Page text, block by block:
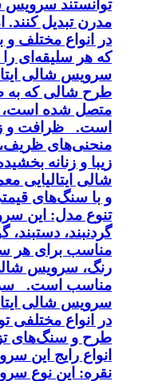
توانستند سرویس
مدرن تبدیل کنند.
در انواع مختلف
که هر سلیقه‌ای
سرویس شالی
طرح شالی که به
متصل شده است،
است. ظرافت و
منحنی‌های
زیبا و زنانه
شالی ایتالیایی
و با سنگ‌های
تنوع مدل: این
گردنبند،
مناسب برای هر
رنگ، سرویس شالی
مناسب است.
سرویس شالی
در انواع مختلفی
طرح و سنگ‌های
انواع رایج این